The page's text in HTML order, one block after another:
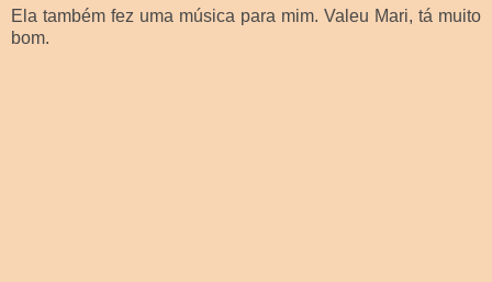
Ela também fez uma música para mim. Valeu Mari, tá muito
bom.